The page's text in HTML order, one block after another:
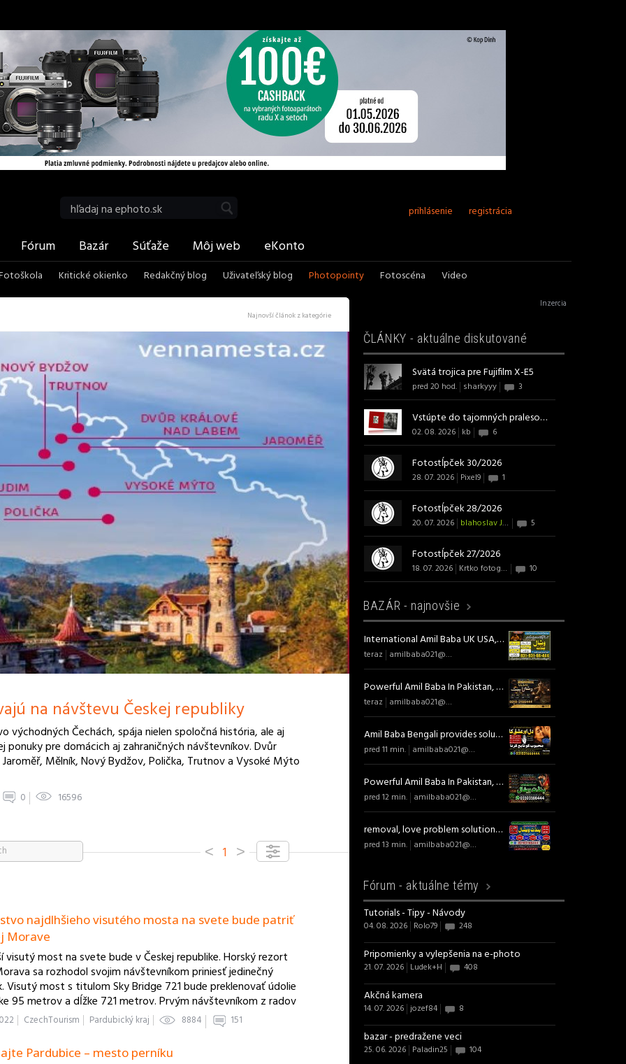
prihlásenie registrácia
Kritické okienko Redakčný blog Uživateľský blog Photopointy Fotoscéna Video
Fórum Bazár Súťaže Môj web eKonto
Najnovší článok z kategórie
na návštevu Českej republiky
východných Čechách, spája nielen spoločná história, ale aj
pre domácich aj zahraničných návštevníkov. Dvůr
Mělník, Nový Bydžov, Polička, Trutnov a Vysoké Mýto
0 16596
Možnosti
˂ 1 ˃
najdlhšieho visutého mosta na svete bude patriť
Morave
visutý most na svete bude v Českej republike. Horský rezort
sa rozhodol svojim návštevníkom priniesť jedinečný
Visutý most s titulom Sky Bridge 721 bude preklenovať údolie
95 metrov a dĺžke 721 metrov. Prvým návštevníkom z radov
sa otvorí už na jar roku 2022.
CzechTourism Pardubický kraj 8884 151
Pardubice – mesto perníku
Inzercia
ČLÁNKY - aktuálne diskutované
Svätá trojica pre Fujifilm X-E5
pred 20 hod. sharkyyy 3
Vstúpte do tajomných pralesov s ...
02. 08. 2026 kb 6
Fotostĺpček 30/2026
28. 07. 2026 Pixel9 1
Fotostĺpček 28/2026
20. 07. 2026 blahoslav J B Art 5
Fotostĺpček 27/2026
18. 07. 2026 Krtko fotografom 10
BAZÁR - najnovšie
International Amil Baba UK USA, Kala Jadu Expert Amil Baba, Rohani Ilaj Specialist, Amil Renowned Amil Baba for Financial Growt
teraz amilbaba021@gmail.com
Powerful Amil Baba In Pakistan, No 1 Authentic Amil Baba In Lahore, Best Amil Baba In Islamabad, International Amil Baba UK USA,
teraz amilbaba021@gmail.com
Amil Baba Bengali provides solutions 03103166444 Amil Baba Bangali specializes in black magic removal, love problem solution, sp
pred 11 min. amilbaba021@gmail.com
Powerful Amil Baba In Pakistan, No 1 Authentic Amil Baba In Lahore, Best Amil Baba In Islamabad, International Amil Baba UK USA,
pred 12 min. amilbaba021@gmail.com
removal, love problem solution, spiritual healing, Sephi Ilam, and Nori Ilam, Amil Baba Bengali provides solutions 03103166444
pred 13 min. amilbaba021@gmail.com
Fórum - aktuálne témy
Tutorials - Tipy - Návody
04. 08. 2026 Rolo79 248
Pripomienky a vylepšenia na e-photo
21. 07. 2026 Ludek+H 408
Akčná kamera
14. 07. 2026 jozef84 8
bazar - predražene veci
25. 06. 2026 Paladin25 104